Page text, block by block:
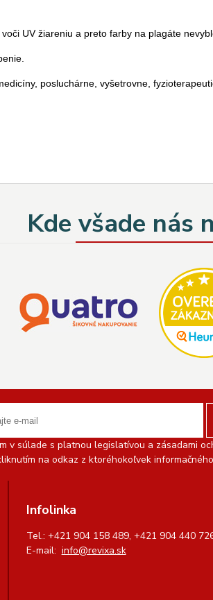
UV žiareniu a preto farby na plagáte
posluchárne, vyšetrovne,
Kde všade nás
v súlade s platnou legislatívou a zásadami
na odkaz z ktoréhokoľvek
Infolinka
Tel.: +421 904 158 489, +421 904 440
E-mail: info@revixa.sk